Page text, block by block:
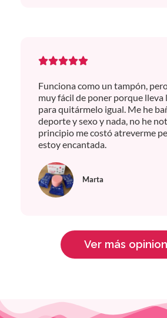
Funciona como un tampón,
muy fácil de poner porque
para quitármelo igual. Me he
deporte y sexo y nada, no he
principio me costó atreverme
estoy encantada.
Marta
Ver más